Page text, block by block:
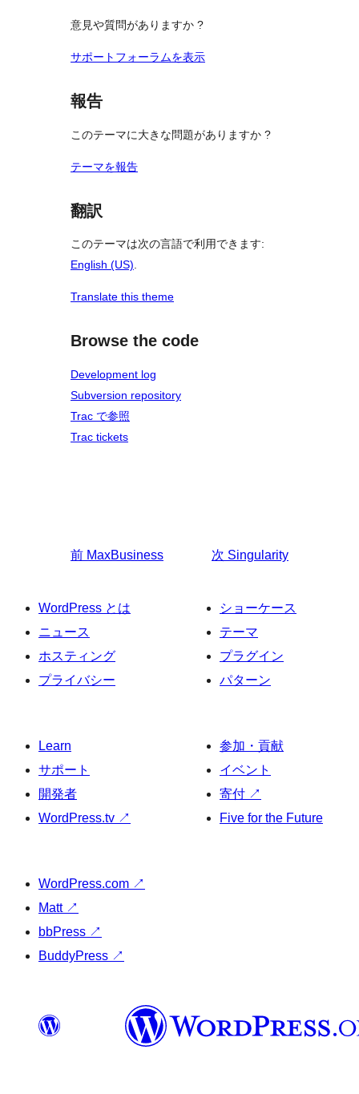
意見や質問がありますか ?
サポートフォーラムを表示
報告
このテーマに大きな問題がありますか ?
テーマを報告
翻訳
このテーマは次の言語で利用できます:
English (US).
Translate this theme
Browse the code
Development log
Subversion repository
Trac で参照
Trac tickets
前 MaxBusiness 次 Singularity
WordPress とは
ニュース
ホスティング
プライバシー
ショーケース
テーマ
プラグイン
パターン
Learn
サポート
開発者
WordPress.tv ↗
参加・貢献
イベント
寄付 ↗
Five for the Future
WordPress.com ↗
Matt ↗
bbPress ↗
BuddyPress ↗